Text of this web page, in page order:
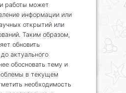
работы может
информации или
открытий или
Таким образом,
обновить
актуального
обосновать тему и
в текущем
необходимость